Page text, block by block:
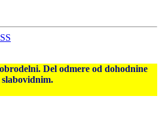
Del odmere od dohodnine